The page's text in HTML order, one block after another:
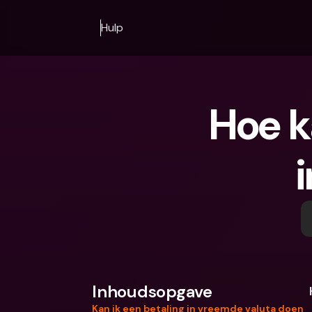
Hulp
Hoe
Inhoudsopgave
Kan ik een betaling in vreemde valuta doen